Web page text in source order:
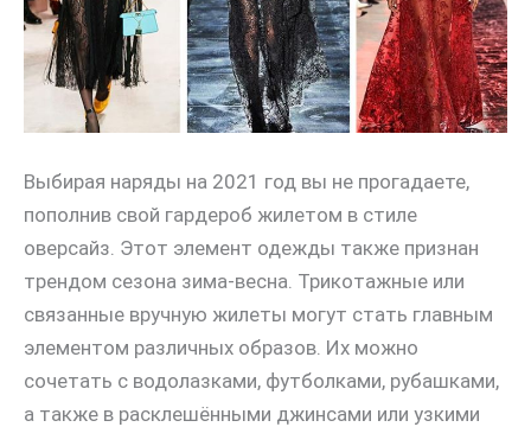
Выбирая наряды на 2021 год вы не прогадаете,
пополнив свой гардероб жилетом в стиле
оверсайз. Этот элемент одежды также признан
трендом сезона зима-весна. Трикотажные или
связанные вручную жилеты могут стать главным
элементом различных образов. Их можно
сочетать с водолазками, футболками, рубашками,
а также в расклешёнными джинсами или узкими